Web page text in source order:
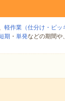
軽作業（仕分け・ピッ
期 ・ 単発などの期間や、